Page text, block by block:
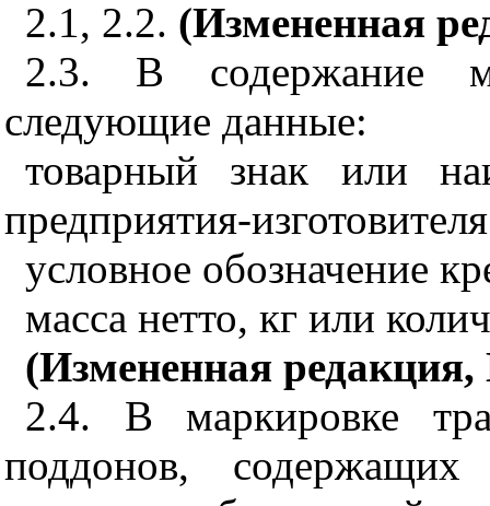
2.1, 2.2. (Измененная
2.3. В содержание
следующие данные:
товарный знак или
предприятия-
условное обозначение
масса нетто, кг или
(Измененная
2.4. В маркировке
поддонов,